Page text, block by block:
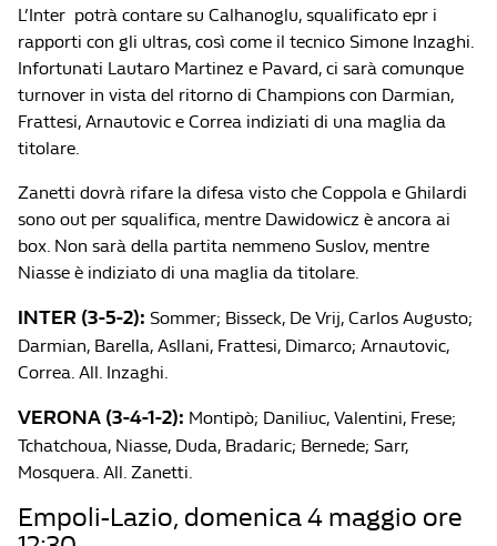
L’Inter potrà contare su Calhanoglu, squalificato epr i
rapporti con gli ultras, così come il tecnico Simone Inzaghi.
Infortunati Lautaro Martinez e Pavard, ci sarà comunque
turnover in vista del ritorno di Champions con Darmian,
Frattesi, Arnautovic e Correa indiziati di una maglia da
titolare.
Zanetti dovrà rifare la difesa visto che Coppola e Ghilardi
sono out per squalifica, mentre Dawidowicz è ancora ai
box. Non sarà della partita nemmeno Suslov, mentre
Niasse è indiziato di una maglia da titolare.
INTER (3-5-2): Sommer; Bisseck, De Vrij, Carlos Augusto;
Darmian, Barella, Asllani, Frattesi, Dimarco; Arnautovic,
Correa. All. Inzaghi.
VERONA (3-4-1-2): Montipò; Daniliuc, Valentini, Frese;
Tchatchoua, Niasse, Duda, Bradaric; Bernede; Sarr,
Mosquera. All. Zanetti.
Empoli-Lazio, domenica 4 maggio ore